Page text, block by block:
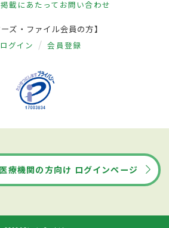
載にあたって お問い合わせ
ーズ・ファイル会員の方】
ログイン 会員登録
医療機関の方向け ログインページ